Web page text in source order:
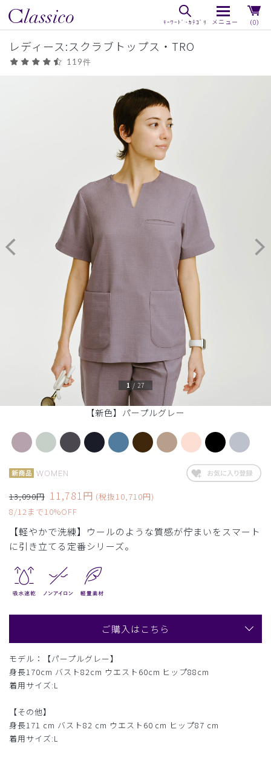
（0）
レディース:スクラブトップス・TRO
119件
【新色】パープルグレー
1 / 27
WOMEN
13,090円 11,781円 (税抜10,710円)
8/12まで10%OFF
【軽やかで洗練】ウールのような質感が佇まいをスマート
に引き立てる定番シリーズ。
ご購入はこちら
モデル：【パープルグレー】
身長170cm バスト82cm ウエスト60cm ヒップ88cm
着用サイズ:L
【その他】
身長171 cm バスト82 cm ウエスト60 cm ヒップ87 cm
着用サイズ:L